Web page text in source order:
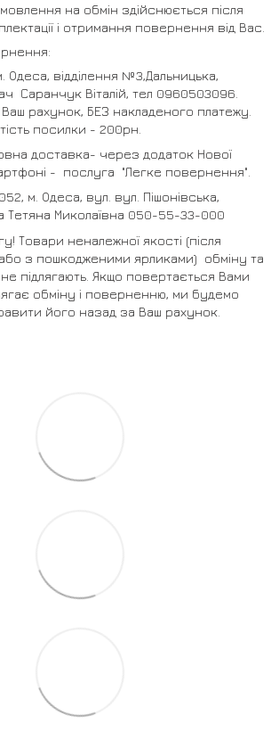
на обмін здійснюється після
і отримання повернення від Вас.
Одеса, відділення №3,Дальницька,
Саранчук Віталій, тел 0960503096.
рахунок, БЕЗ накладеного платежу.
посилки - 200рн.
доставка- через додаток Нової
- послуга "Легке повернення".
м. Одеса, вул. вул. Пішонівська,
Тетяна Миколаївна 050-55-33-000
Товари неналежної якості (після
або з пошкодженими ярликами) обміну та
підлягають. Якщо повертається Вами
обміну і поверненню, ми будемо
його назад за Ваш рахунок.